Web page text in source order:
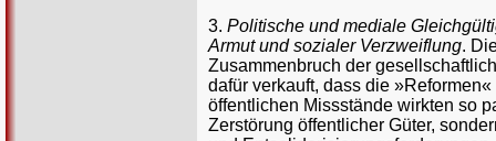
3. Politische und mediale
Armut und sozialer Verzweiflung.
Zusammenbruch der
dafür verkauft, dass die
öffentlichen Missstände wirkten so
Zerstörung öffentlicher Güter,